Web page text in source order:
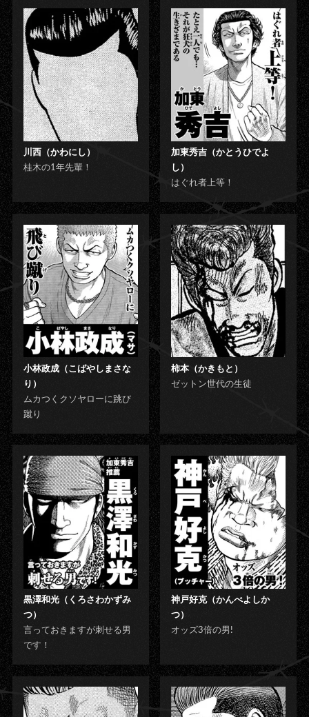
川西（かわにし）
桂木の1年先輩！
加東秀吉（かとうひでよ
し）
はぐれ者上等！
小林政成（こばやしまさな
り）
ムカつくクソヤローに跳び
蹴り
柿本（かきもと）
ゼットン世代の生徒
黒澤和光（くろさわかずみ
つ）
言っておきますが刺せる男
です！
神戸好克（かんべよしか
つ）
オッズ3倍の男!